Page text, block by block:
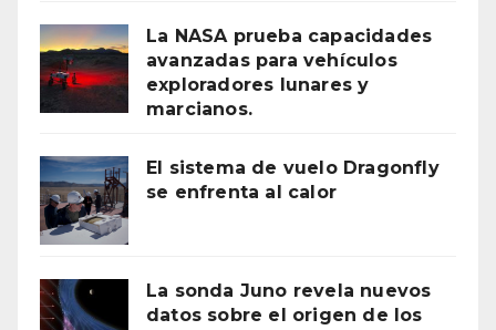
La NASA prueba capacidades
avanzadas para vehículos
exploradores lunares y
marcianos.
El sistema de vuelo Dragonfly
se enfrenta al calor
La sonda Juno revela nuevos
datos sobre el origen de los